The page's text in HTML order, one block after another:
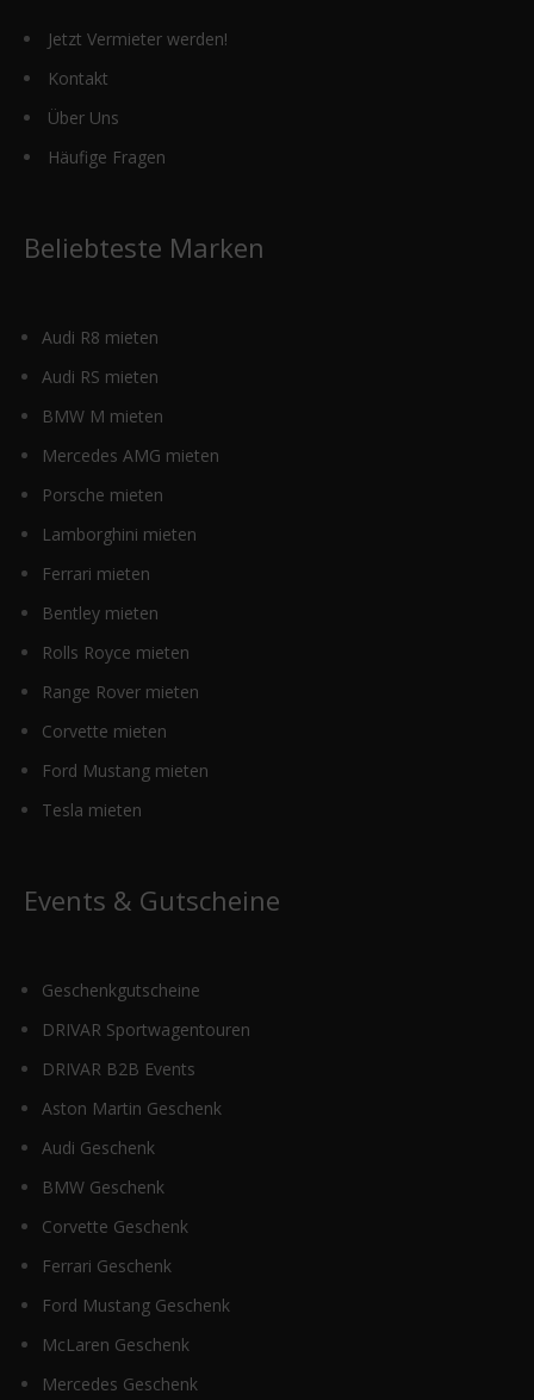
Jetzt Vermieter werden!
Kontakt
Über Uns
Häufige Fragen
Beliebteste Marken
Audi R8 mieten
Audi RS mieten
BMW M mieten
Mercedes AMG mieten
Porsche mieten
Lamborghini mieten
Ferrari mieten
Bentley mieten
Rolls Royce mieten
Range Rover mieten
Corvette mieten
Ford Mustang mieten
Tesla mieten
Events & Gutscheine
Geschenkgutscheine
DRIVAR Sportwagentouren
DRIVAR B2B Events
Aston Martin Geschenk
Audi Geschenk
BMW Geschenk
Corvette Geschenk
Ferrari Geschenk
Ford Mustang Geschenk
McLaren Geschenk
Mercedes Geschenk